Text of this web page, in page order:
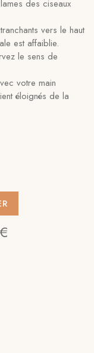
des ciseaux
vers le haut
est affaiblie.
le sens de
votre main
éloignés de la